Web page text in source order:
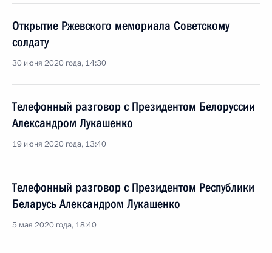
Открытие Ржевского мемориала Советскому
солдату
30 июня 2020 года, 14:30
Телефонный разговор с Президентом Белоруссии
Александром Лукашенко
19 июня 2020 года, 13:40
Телефонный разговор с Президентом Республики
Беларусь Александром Лукашенко
5 мая 2020 года, 18:40